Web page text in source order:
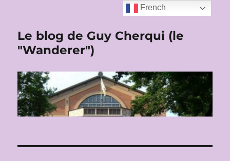
Le blog de Guy Cherqui (le
"Wanderer")
French